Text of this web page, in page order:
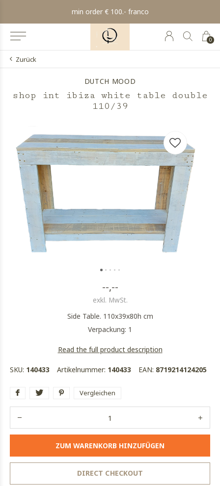
0
min order € 100.- franco
Zurück
DUTCH MOOD
shop int ibiza white table double
110/39
--,--
exkl. MwSt.
Side Table. 110x39x80h cm
Verpackung: 1
Read the full product description
SKU: 140433 Artikelnummer: 140433 EAN: 8719214124205
Vergleichen
ZUM WARENKORB HINZUFÜGEN
DIRECT CHECKOUT